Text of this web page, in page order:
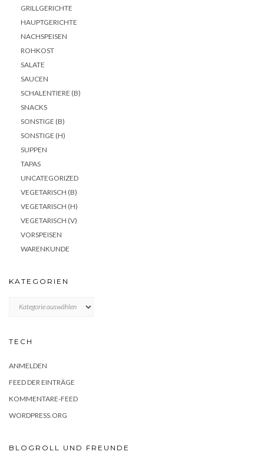
GRILLGERICHTE
HAUPTGERICHTE
NACHSPEISEN
ROHKOST
SALATE
SAUCEN
SCHALENTIERE (B)
SNACKS
SONSTIGE (B)
SONSTIGE (H)
SUPPEN
TAPAS
UNCATEGORIZED
VEGETARISCH (B)
VEGETARISCH (H)
VEGETARISCH (V)
VORSPEISEN
WARENKUNDE
KATEGORIEN
TECH
ANMELDEN
FEED DER EINTRÄGE
KOMMENTARE-FEED
WORDPRESS.ORG
BLOGROLL UND FREUNDE